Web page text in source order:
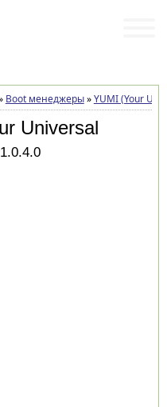
Boot менеджеры»YUMI (Your
Universal
1.0.4.0